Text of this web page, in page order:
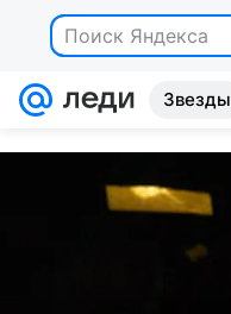
Поиск Яндекса
Звезды